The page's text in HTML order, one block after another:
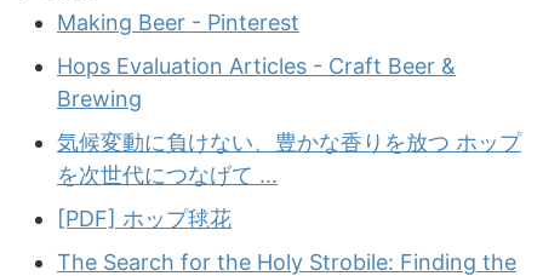
Making Beer - Pinterest
Hops Evaluation Articles - Craft Beer &
Brewing
気候変動に負けない、豊かな香りを放つ ホップ
を次世代につなげて ...
[PDF] ホップ毬花
The Search for the Holy Strobile: Finding the